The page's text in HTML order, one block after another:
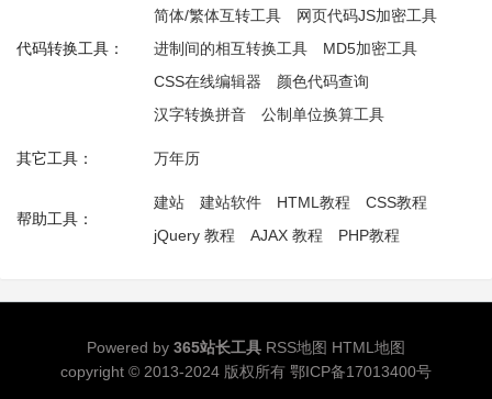
代码转换工具：
简体/繁体互转工具
网页代码JS加密工具
进制间的相互转换工具
MD5加密工具
CSS在线编辑器
颜色代码查询
汉字转换拼音
公制单位换算工具
其它工具： 万年历
帮助工具：
建站 建站软件 HTML教程
CSS教程
jQuery 教程
AJAX 教程 PHP教程
Powered by 365站长工具 RSS地图 HTML地图
copyright © 2013-2024 版权所有 鄂ICP备17013400号